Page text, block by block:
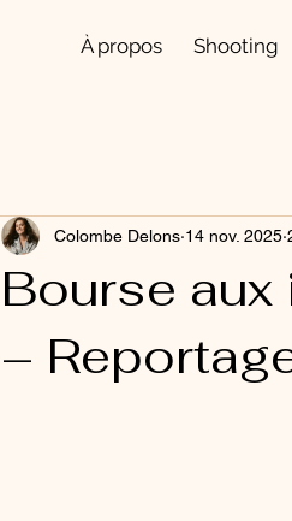
À propos Shooting
Bourse
–
Colombe Delons 14 nov. 2025